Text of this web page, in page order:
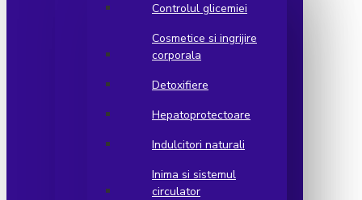
Controlul glicemiei
Cosmetice si ingrijire
corporala
Detoxifiere
Hepatoprotectoare
Indulcitori naturali
Inima si sistemul
circulator